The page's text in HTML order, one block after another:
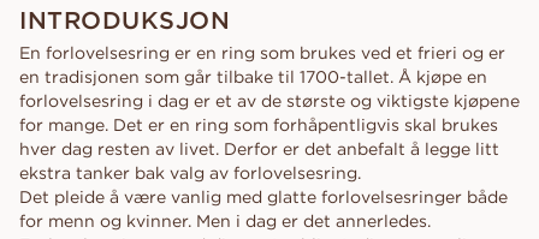
INTRODUKSJON
En forlovelsesring er en ring som brukes ved et frieri og er
en tradisjonen som går tilbake til 1700-tallet. Å kjøpe en
forlovelsesring i dag er et av de største og viktigste kjøpene
for mange. Det er en ring som forhåpentligvis skal brukes
hver dag resten av livet. Derfor er det anbefalt å legge litt
ekstra tanker bak valg av forlovelsesring.
Det pleide å være vanlig med glatte forlovelsesringer både
for menn og kvinner. Men i dag er det annerledes.